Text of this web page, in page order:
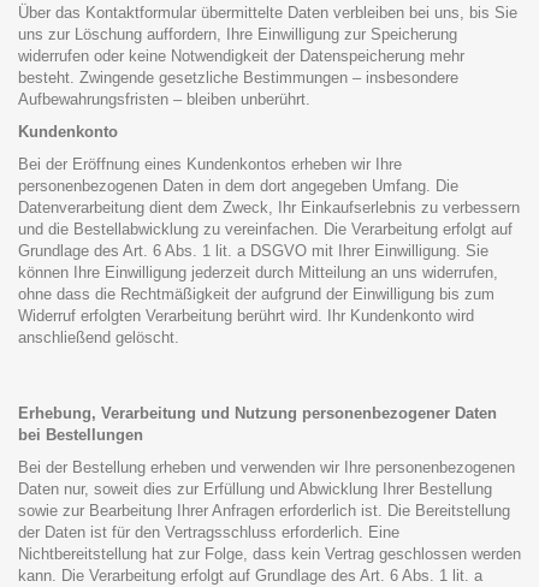
Über das Kontaktformular übermittelte Daten verbleiben bei uns, bis Sie
uns zur Löschung auffordern, Ihre Einwilligung zur Speicherung
widerrufen oder keine Notwendigkeit der Datenspeicherung mehr
besteht. Zwingende gesetzliche Bestimmungen – insbesondere
Aufbewahrungsfristen – bleiben unberührt.
Kundenkonto
Bei der Eröffnung eines Kundenkontos erheben wir Ihre
personenbezogenen Daten in dem dort angegeben Umfang. Die
Datenverarbeitung dient dem Zweck, Ihr Einkaufserlebnis zu verbessern
und die Bestellabwicklung zu vereinfachen. Die Verarbeitung erfolgt auf
Grundlage des Art. 6 Abs. 1 lit. a DSGVO mit Ihrer Einwilligung. Sie
können Ihre Einwilligung jederzeit durch Mitteilung an uns widerrufen,
ohne dass die Rechtmäßigkeit der aufgrund der Einwilligung bis zum
Widerruf erfolgten Verarbeitung berührt wird. Ihr Kundenkonto wird
anschließend gelöscht.
Erhebung, Verarbeitung und Nutzung personenbezogener Daten
bei Bestellungen
Bei der Bestellung erheben und verwenden wir Ihre personenbezogenen
Daten nur, soweit dies zur Erfüllung und Abwicklung Ihrer Bestellung
sowie zur Bearbeitung Ihrer Anfragen erforderlich ist. Die Bereitstellung
der Daten ist für den Vertragsschluss erforderlich. Eine
Nichtbereitstellung hat zur Folge, dass kein Vertrag geschlossen werden
kann. Die Verarbeitung erfolgt auf Grundlage des Art. 6 Abs. 1 lit. a